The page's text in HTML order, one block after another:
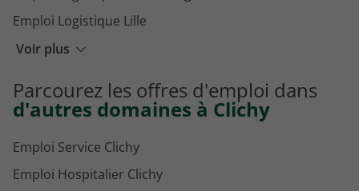
Voir plus
Emploi Logistique Lille
Emploi Logistique Saint-Martin-de-Crau
Emploi Logistique Rennes
Parcourez les offres d'emploi dans
d'autres domaines à Clichy
Emploi Service Clichy
Emploi Hospitalier Clichy